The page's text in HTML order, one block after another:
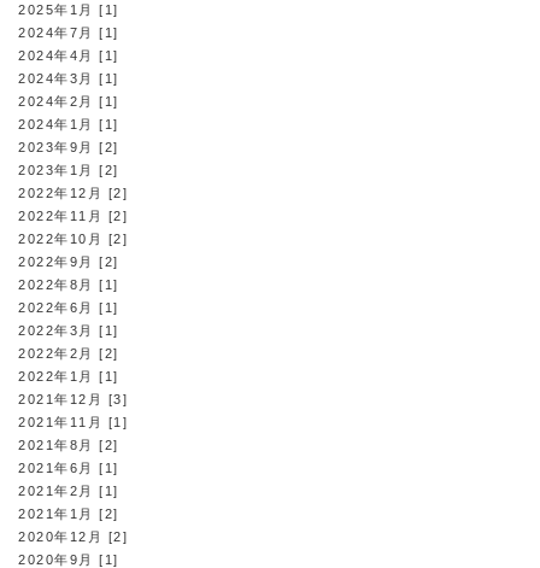
2025年1月 [1]
2024年7月 [1]
2024年4月 [1]
2024年3月 [1]
2024年2月 [1]
2024年1月 [1]
2023年9月 [2]
2023年1月 [2]
2022年12月 [2]
2022年11月 [2]
2022年10月 [2]
2022年9月 [2]
2022年8月 [1]
2022年6月 [1]
2022年3月 [1]
2022年2月 [2]
2022年1月 [1]
2021年12月 [3]
2021年11月 [1]
2021年8月 [2]
2021年6月 [1]
2021年2月 [1]
2021年1月 [2]
2020年12月 [2]
2020年9月 [1]